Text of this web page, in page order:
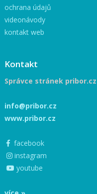
ochrana údajů
videonávody
kontakt web
Kontakt
Správce stránek pribor.cz
info@pribor.cz
www.pribor.cz
facebook
instagram
youtube